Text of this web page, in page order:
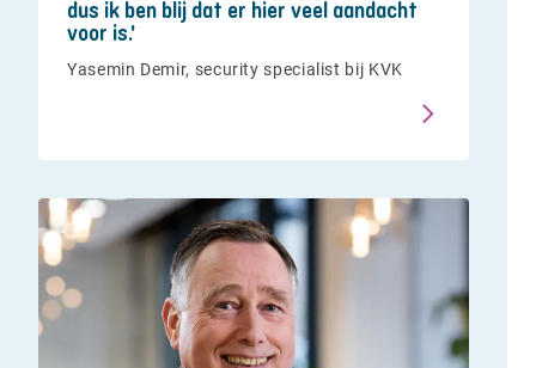
dus ik ben blij dat er hier veel aandacht
voor is.'
Yasemin Demir, security specialist bij KVK